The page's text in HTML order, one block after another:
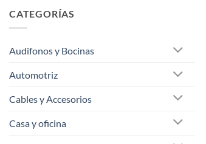
CATEGORÍAS
Audifonos y Bocinas
Automotriz
Cables y Accesorios
Casa y oficina